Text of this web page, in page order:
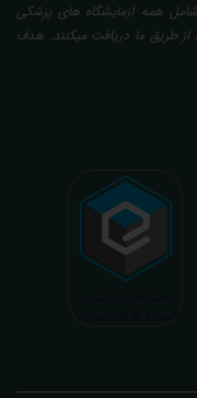
جامع شامل همه آزمایشگاه های پزشکی
از طریق ما دریافت میکنند. هدف
در تفسیر، استخراج حداکثر
دقیقتر، کاربردی، قابل
سالم تر برای تبدیل شدن به
قابل ذکر است که جواب
ندارد و موارد تفسیر نیز
اصول اخلاق پزشکی و حرفه ای